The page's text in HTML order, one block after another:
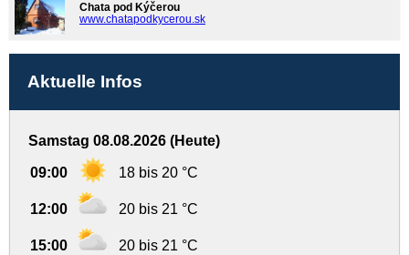
Chata pod Kýčerou
www.chatapodkycerou.sk
Aktuelle Infos
Samstag 08.08.2026 (Heute)
09:00 18 bis 20 °C
12:00 20 bis 21 °C
15:00 20 bis 21 °C